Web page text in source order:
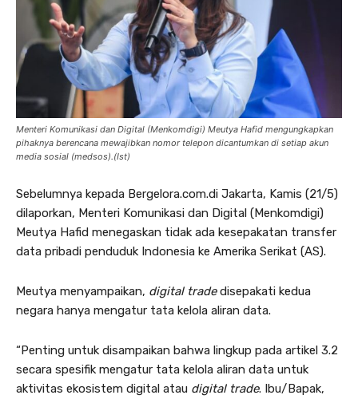
Menteri Komunikasi dan Digital (Menkomdigi) Meutya Hafid mengungkapkan
pihaknya berencana mewajibkan nomor telepon dicantumkan di setiap akun
media sosial (medsos).(Ist)
Sebelumnya kepada Bergelora.com.di Jakarta, Kamis (21/5)
dilaporkan, Menteri Komunikasi dan Digital (Menkomdigi)
Meutya Hafid menegaskan tidak ada kesepakatan transfer
data pribadi penduduk Indonesia ke Amerika Serikat (AS).
Meutya menyampaikan, digital tradedisepakati kedua
negara hanya mengatur tata kelola aliran data.
“Penting untuk disampaikan bahwa lingkup pada artikel 3.2
secara spesifik mengatur tata kelola aliran data untuk
aktivitas ekosistem digital atau digital trade. Ibu/Bapak,